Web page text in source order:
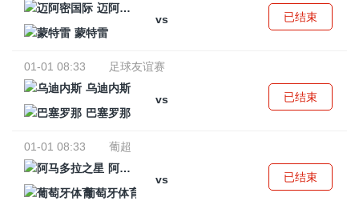
迈阿密国际
vs
蒙特雷
已结束
01-01 08:33
足球友谊赛
乌迪内斯
vs
巴塞罗那
已结束
01-01 08:33
葡超
阿马多拉之星
vs
葡萄牙体育
已结束